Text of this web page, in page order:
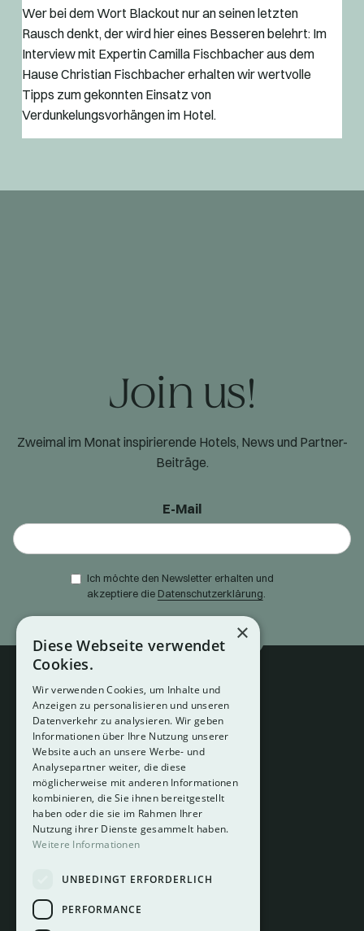
Wer bei dem Wort Blackout nur an seinen letzten
Rausch denkt, der wird hier eines Besseren belehrt: Im
Interview mit Expertin Camilla Fischbacher aus dem
Hause Christian Fischbacher erhalten wir wertvolle
Tipps zum gekonnten Einsatz von
Verdunkelungsvorhängen im Hotel.
Join us!
Zweimal im Monat inspirierende Hotels, News und Partner-
Beiträge.
E-Mail
Ich möchte den Newsletter erhalten und
akzeptiere die Datenschutzerklärung.
About
Hotelberatung
Mediadaten
Instagram
LinkedIn
×
Diese Webseite verwendet
Cookies.
Wir verwenden Cookies, um Inhalte und
Anzeigen zu personalisieren und unseren
Datenverkehr zu analysieren. Wir geben
Informationen über Ihre Nutzung unserer
Website auch an unsere Werbe- und
Analysepartner weiter, die diese
möglicherweise mit anderen Informationen
kombinieren, die Sie ihnen bereitgestellt
haben oder die sie im Rahmen Ihrer
Nutzung ihrer Dienste gesammelt haben.
Weitere Informationen
UNBEDINGT ERFORDERLICH
PERFORMANCE